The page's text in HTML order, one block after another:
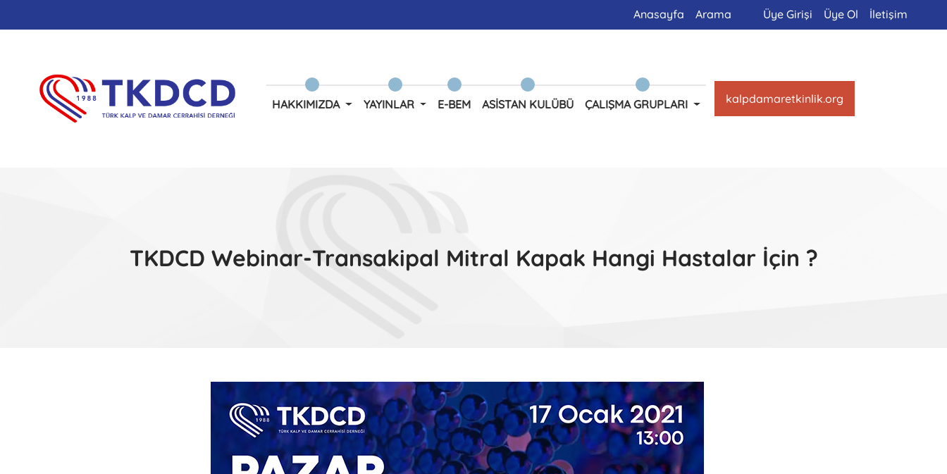
Anasayfa Arama Üye Girişi Üye Ol İletişim
HAKKIMIZDA YAYINLAR E-BEM ASISTAN KULÜBÜ ÇALIŞMA GRUPLARI kalpdamaretkinlik.org
TKDCD Webinar-Transakipal Mitral Kapak Hangi Hastalar İçin ?